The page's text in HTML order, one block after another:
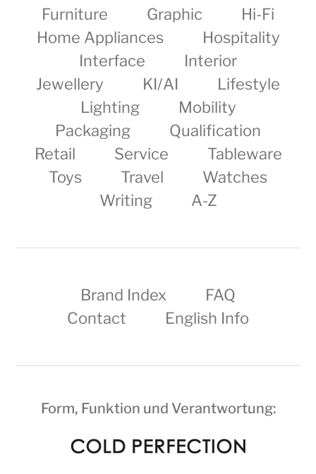
Furniture
Graphic
Hi-Fi
Home Appliances
Hospitality
Interface
Interior
Jewellery
KI/AI
Lifestyle
Lighting
Mobility
Packaging
Qualification
Retail
Service
Tableware
Toys
Travel
Watches
Writing
A-Z
Brand Index
FAQ
Contact
English Info
Form, Funktion und Verantwortung: